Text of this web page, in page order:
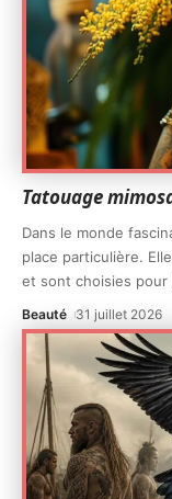
Tatouage
Dans le monde
place particulière.
et sont choisies
Beauté 31 juillet 2026